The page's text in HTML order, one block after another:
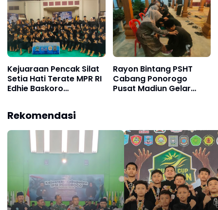
Hormat, Menang
dengan Bermartabat”
Silat di Bumi Reog
Kejuaraan Pencak Silat
Setia Hati Terate MPR RI
Edhie Baskoro
Generasi Muda Unggul,
Tangguh dan
Berkarakter
Rayon Bintang PSHT
Cabang Ponorogo
Pusat Madiun Gelar
Rekomendasi